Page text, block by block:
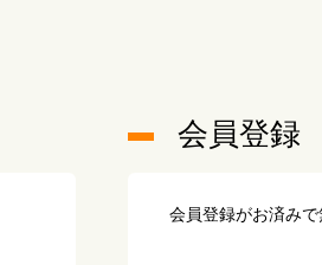
会員登録
会員登録がお済みで